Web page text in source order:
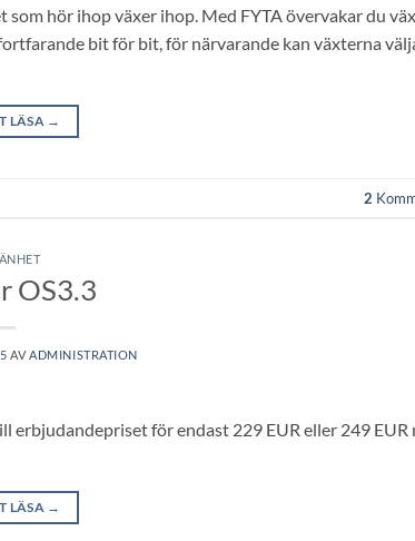
hör ihop växer ihop. Med FYTA övervakar du
bit för bit, för närvarande kan växterna
LÄSA →
2
OS3.3
AVADMINISTRATION
erbjudandepriset för endast 229 EUR eller 249 EUR
LÄSA →